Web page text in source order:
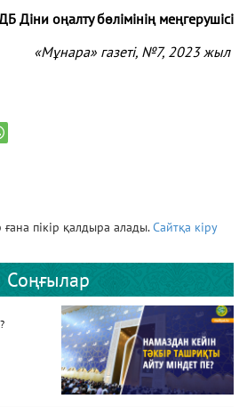
Діни оңалту бөлімінің меңгерушісі
«Мұнара» газеті, №7, 2023 жыл
пікір қалдыра алады.Сайтқа кіру
Соңғылар